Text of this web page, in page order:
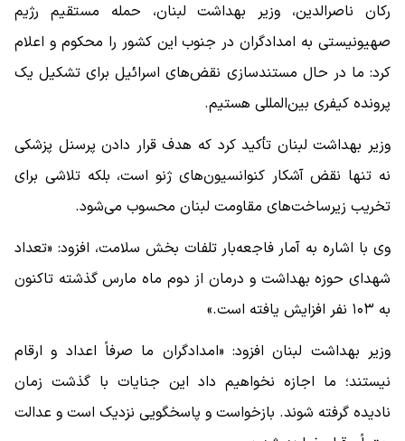
رکان ناصرالدین، وزیر بهداشت لبنان، حمله مستقیم رژیم
صهیونیستی به امدادگران در جنوب این کشور را محکوم و اعلام
کرد: ما در حال مستندسازی نقض‌های اسرائیل برای تشکیل یک
پرونده کیفری بین‌المللی هستیم.
وزیر بهداشت لبنان تأکید کرد که هدف‌ قرار دادن پرسنل پزشکی
نه تنها نقض آشکار کنوانسیون‌های ژنو است، بلکه تلاشی برای
تخریب زیرساخت‌های مقاومت لبنان محسوب می‌شود.
وی با اشاره به آمار فاجعه‌بار تلفات بخش سلامت، افزود: «تعداد
شهدای حوزه بهداشت و درمان از دوم ماه مارس گذشته تاکنون
به ۱۰۳ نفر افزایش یافته است.»
وزیر بهداشت لبنان افزود: «امدادگران ما صرفاً اعداد و ارقام
نیستند؛ ما اجازه نخواهیم داد این جنایات با گذشت زمان
نادیده گرفته شوند. بازخواست و پاسخگویی نزدیک است و عدالت